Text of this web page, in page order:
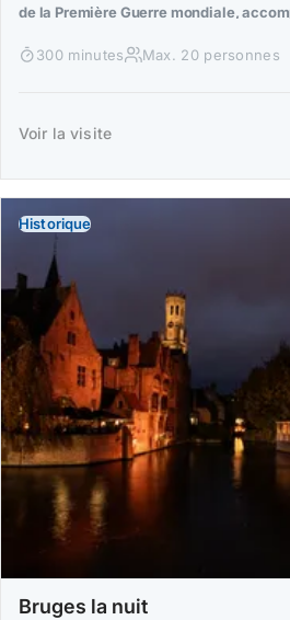
de la Première Guerre mondiale,
300 minutes
Max. 20 personnes
Voir la visite
Historique
Bruges la nuit